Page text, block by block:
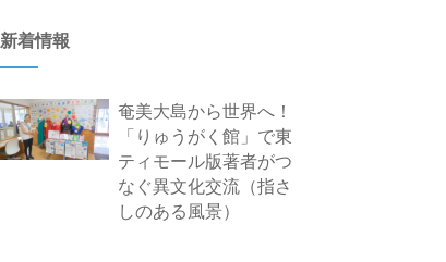
新着情報
奄美大島から世界へ！
「りゅうがく館」で東
ティモール版著者がつ
なぐ異文化交流（指さ
しのある風景）